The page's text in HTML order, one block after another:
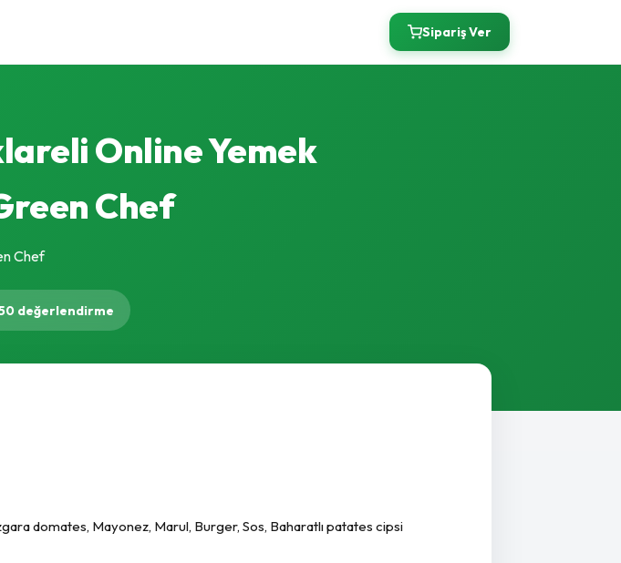
Sipariş Ver
Online Yemek
Chef
Chef
50 değerlendirme
domates, Mayonez, Marul, Burger, Sos, Baharatlı patates cipsi